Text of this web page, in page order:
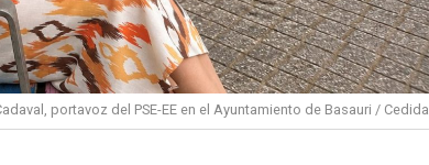
portavoz del PSE-EE en el Ayuntamiento de Basauri / Cedida